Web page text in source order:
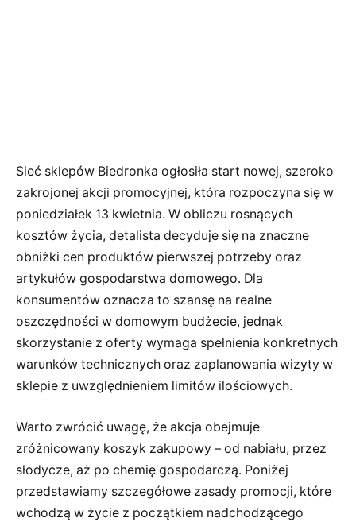
Sieć sklepów Biedronka ogłosiła start nowej, szeroko
zakrojonej akcji promocyjnej, która rozpoczyna się w
poniedziałek 13 kwietnia. W obliczu rosnących
kosztów życia, detalista decyduje się na znaczne
obniżki cen produktów pierwszej potrzeby oraz
artykułów gospodarstwa domowego. Dla
konsumentów oznacza to szansę na realne
oszczędności w domowym budżecie, jednak
skorzystanie z oferty wymaga spełnienia konkretnych
warunków technicznych oraz zaplanowania wizyty w
sklepie z uwzględnieniem limitów ilościowych.
Warto zwrócić uwagę, że akcja obejmuje
zróżnicowany koszyk zakupowy – od nabiału, przez
słodycze, aż po chemię gospodarczą. Poniżej
przedstawiamy szczegółowe zasady promocji, które
wchodzą w życie z początkiem nadchodzącego